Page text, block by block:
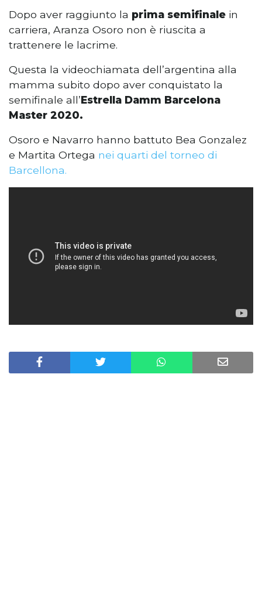
Dopo aver raggiunto la prima semifinale in
carriera, Aranza Osoro non è riuscita a
trattenere le lacrime.
Questa la videochiamata dell’argentina alla
mamma subito dopo aver conquistato la
semifinale all’Estrella Damm Barcelona
Master 2020.
Osoro e Navarro hanno battuto Bea Gonzalez
e Martita Ortega nei quarti del torneo di
Barcellona.